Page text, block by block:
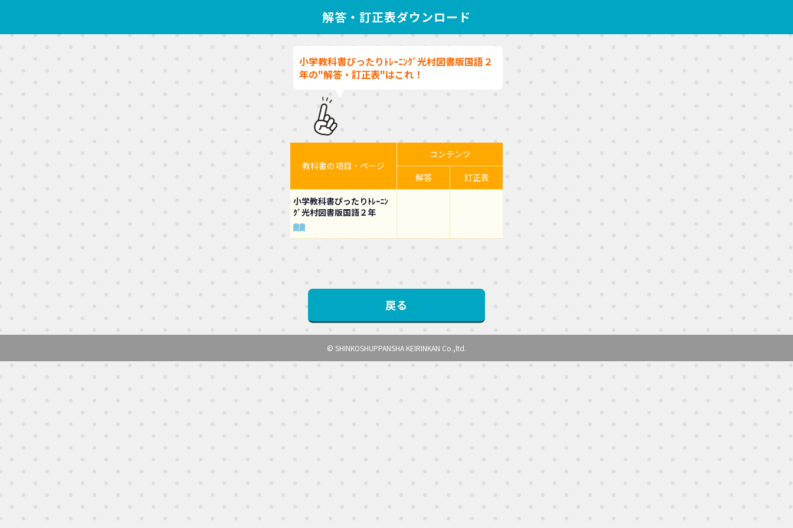
解答・訂正表ダウンロード
小学教科書ぴったりﾄﾚｰﾆﾝｸﾞ光村図書版国語２
年の"解答・訂正表"はこれ！
教科書の項目・ページ
コンテンツ
解答
訂正表
小学教科書ぴったりﾄﾚｰﾆﾝ
ｸﾞ光村図書版国語２年
戻る
© SHINKOSHUPPANSHA KEIRINKAN Co.,ltd.